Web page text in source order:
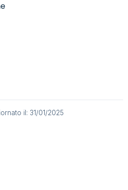
il: 31/01/2025